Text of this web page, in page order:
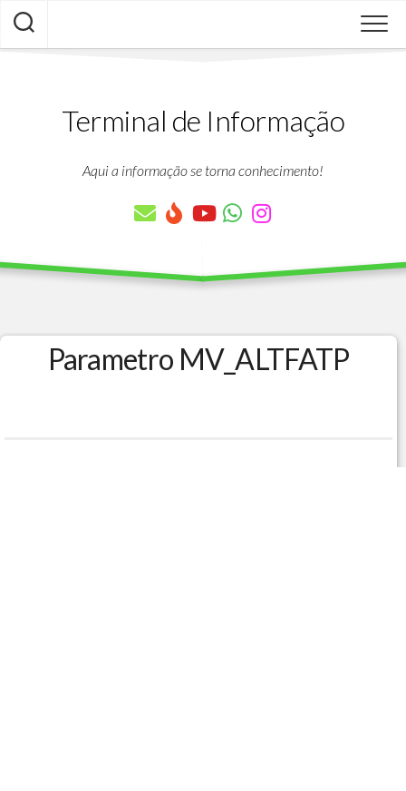
Skip
content
Terminal de Informação
Aqui a informação se torna conhecimento!
Parametro MV_ALTFATP